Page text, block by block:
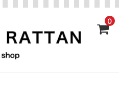
0